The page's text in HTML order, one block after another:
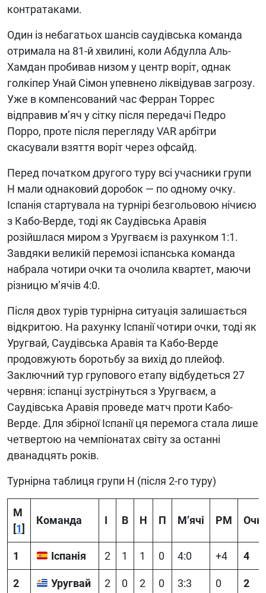
контратаками.
Один із небагатьох шансів саудівська команда
отримала на 81-й хвилині, коли Абдулла Аль-
Хамдан пробивав низом у центр воріт, однак
голкіпер Унай Сімон упевнено ліквідував загрозу.
Уже в компенсований час Ферран Торрес
відправив м’яч у сітку після передачі Педро
Порро, проте після перегляду VAR арбітри
скасували взяття воріт через офсайд.
Перед початком другого туру всі учасники групи
H мали однаковий доробок — по одному очку.
Іспанія стартувала на турнірі безгольовою нічиєю
з Кабо-Верде, тоді як Саудівська Аравія
розійшлася миром з Уругваєм із рахунком 1:1.
Завдяки великій перемозі іспанська команда
набрала чотири очки та очолила квартет, маючи
різницю м’ячів 4:0.
Після двох турів турнірна ситуація залишається
відкритою. На рахунку Іспанії чотири очки, тоді як
Уругвай, Саудівська Аравія та Кабо-Верде
продовжують боротьбу за вихід до плейоф.
Заключний тур групового етапу відбудеться 27
червня: іспанці зустрінуться з Уругваєм, а
Саудівська Аравія проведе матч проти Кабо-
Верде. Для збірної Іспанії ця перемога стала лише
четвертою на чемпіонатах світу за останні
дванадцять років.
Турнірна таблиця групи H (після 2-го туру)
М
[1]
Команда І В Н П М’ячі РМ
1 Іспанія 2 1 1 0 4:0 +4 4
2 Уругвай 2 0 2 0 3:3 0 2